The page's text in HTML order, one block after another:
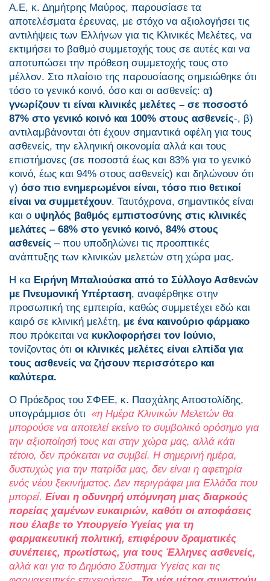
A.Ε, κ. Δημήτρης Μαύρος, παρουσίασε τα
αποτελέσματα έρευνας, με στόχο να αξιολογήσει τις
αντιλήψεις των Ελλήνων για τις Κλινικές Μελέτες, να
εκτιμήσει το βαθμό συμμετοχής τους σε αυτές και να
αποτυπώσει την πρόθεση συμμετοχής τους στο
μέλλον. Στο πλαίσιο της παρουσίασης σημειώθηκε ότι
τόσο το γενικό κοινό, όσο και οι ασθενείς: α)
γνωρίζουν τι είναι κλινικές μελέτες – σε ποσοστό
87% στο γενικό κοινό και 100% στους ασθενείς-, β)
αντιλαμβάνονται ότι έχουν σημαντικά οφέλη για τους
ασθενείς, την ελληνική οικονομία αλλά και τους
επιστήμονες (σε ποσοστά έως και 83% για το γενικό
κοινό, έως και 94% στους ασθενείς) και δηλώνουν ότι
γ) όσο πιο ενημερωμένοι είναι, τόσο πιο θετικοί
είναι να συμμετέχουν. Ταυτόχρονα, σημαντικός είναι
και ο υψηλός βαθμός εμπιστοσύνης στις κλινικές
μελάτες – 68% στο γενικό κοινό, 84% στους
ασθενείς – που υποδηλώνει τις προοπτικές
ανάπτυξης των κλινικών μελετών στη χώρα μας.
Η κα Ειρήνη Μπαλιούσκα από το Σύλλογο Ασθενών
με Πνευμονική Υπέρταση, αναφέρθηκε στην
προσωπική της εμπειρία, καθώς συμμετέχει εδώ και
καιρό σε κλινική μελέτη, με ένα καινούριο φάρμακο
που πρόκειται να κυκλοφορήσει τον Ιούνιο,
τονίζοντας ότι οι κλινικές μελέτες είναι ελπίδα για
τους ασθενείς να ζήσουν περισσότερο και
καλύτερα.
Ο Πρόεδρος του ΣΦΕΕ, κ. Πασχάλης Αποστολίδης,
υπογράμμισε ότι «η Ημέρα Κλινικών Μελετών θα
μπορούσε να αποτελεί εκείνο το συμβολικό ορόσημο για
την αξιοποίησή τους και στην χώρα μας, αλλά κάτι
τέτοιο, δεν πρόκειται να συμβεί. Η σημερινή ημέρα,
δυστυχώς για την πατρίδα μας, δεν είναι η αφετηρία
ενός νέου ξεκινήματος. Δεν περιγράφει μια Ελλάδα που
μπορεί. Είναι η οδυνηρή υπόμνηση μιας διαρκούς
πορείας χαμένων ευκαιριών, καθότι οι αποφάσεις
που έλαβε το Υπουργείο Υγείας για τη
φαρμακευτική πολιτική, επιφέρουν δραματικές
συνέπειες, πρωτίστως, για τους Έλληνες ασθενείς,
αλλά και για το Δημόσιο Σύστημα Υγείας και τις